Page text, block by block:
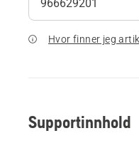
Hvor finner jeg
Supportinnhold